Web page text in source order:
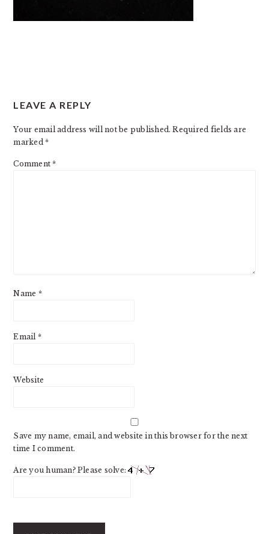
INTERACTIONS
LEAVE A REPLY
Your email address will not be published. Required fields are
marked*
Comment*
Name *
Email *
Website
Save my name, email, and website in this browser for the next
time I comment.
Are you human? Please solve: